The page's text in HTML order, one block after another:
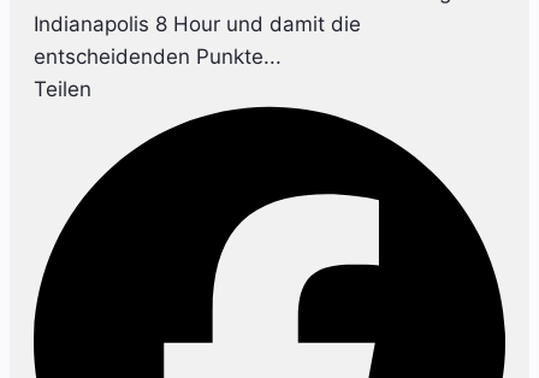
Indianapolis 8 Hour und damit die
entscheidenden Punkte...
Teilen